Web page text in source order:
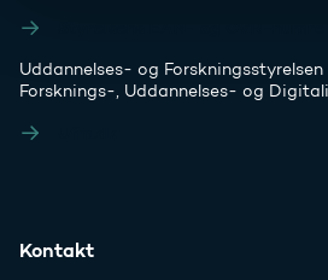
Uddannelses- og
Forsknings-, Uddannelses- og
Kontakt